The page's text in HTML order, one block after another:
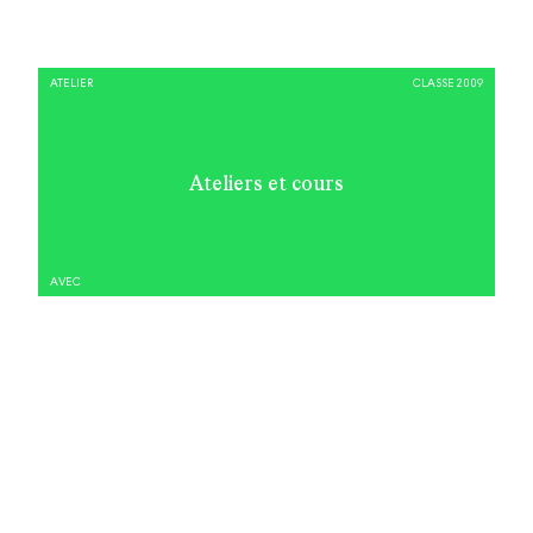
Ateliers et cours
ATELIER CLASSE 2009
AVEC